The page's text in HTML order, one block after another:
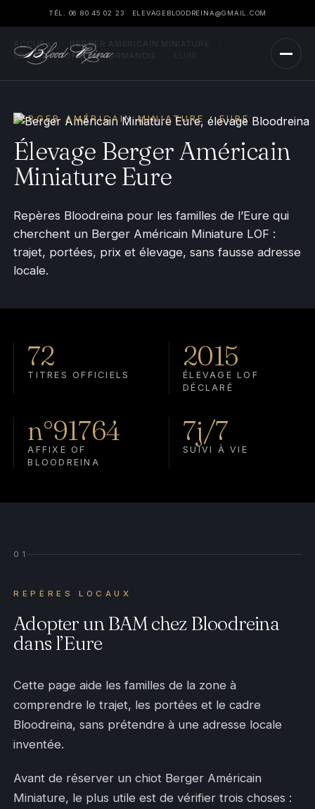
TÉL. 06 80 45 02 23 ELEVAGEBLOODREINA@GMAIL.COM
ACCUEIL BERGER AMÉRICAIN MINIATURE
LOCALISATIONS
› NORMANDIE
BERGER AMÉRICAIN MINIATURE · EURE
Élevage Berger Américain
Miniature Eure
Repères Bloodreina pour les familles de l’Eure qui
cherchent un Berger Américain Miniature LOF :
trajet, portées, prix et élevage, sans fausse adresse
locale.
72
TITRES OFFICIELS
2015
ÉLEVAGE LOF
DÉCLARÉ
n°91764
AFFIXE OF
BLOODREINA
7j/7
SUIVI À VIE
01
REPÈRES LOCAUX
Adopter un BAM chez Bloodreina
dans l’Eure
Cette page aide les familles de la zone à
comprendre le trajet, les portées et le cadre
Bloodreina, sans prétendre à une adresse locale
inventée.
Avant de réserver un chiot Berger Américain
Miniature, le plus utile est de vérifier trois choses :